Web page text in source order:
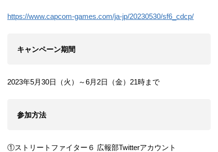
https://www.capcom-games.com/ja-jp/20230530/sf6_cdcp/
キャンペーン期間
2023年5月30日（火）～6月2日（金）21時まで
参加方法
①ストリートファイター６ 広報部Twitterアカウント